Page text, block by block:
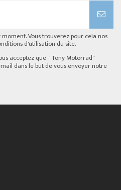
Vous trouverez pour cela nos
d'utilisation du site.
acceptez que "Tony Motorrad"
dans le but de vous envoyer notre